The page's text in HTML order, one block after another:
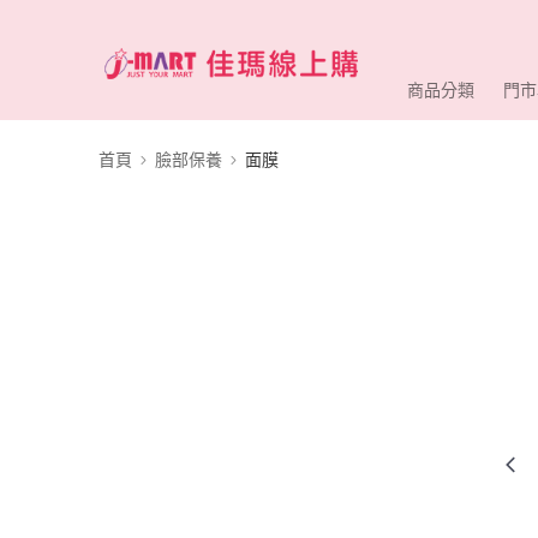
商品分類 門
首頁 臉部保養 面膜